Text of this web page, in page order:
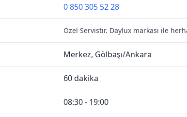
0 850 305 52 28
Özel Servistir. Daylux markası ile
Merkez, Gölbaşı/Ankara
60 dakika
08:30 - 19:00